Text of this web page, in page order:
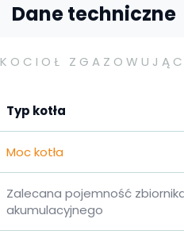
Dane techniczne
KOCIOŁ
Typ kotła
Moc kotła
Zalecana pojemność
akumulacyjnego